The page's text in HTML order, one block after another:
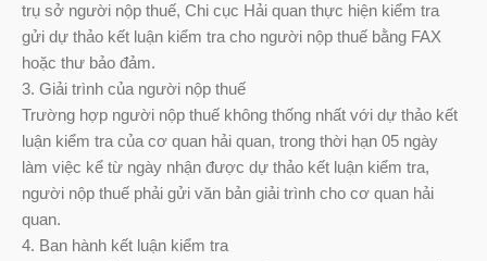
trụ sở người nộp thuế, Chi cục Hải quan thực hiện kiểm tra
gửi dự thảo kết luận kiểm tra cho người nộp thuế bằng FAX
hoặc thư bảo đảm.
3. Giải trình của người nộp thuế
Trường hợp người nộp thuế không thống nhất với dự thảo kết
luận kiểm tra của cơ quan hải quan, trong thời hạn 05 ngày
làm việc kể từ ngày nhận được dự thảo kết luận kiểm tra,
người nộp thuế phải gửi văn bản giải trình cho cơ quan hải
quan.
4. Ban hành kết luận kiểm tra